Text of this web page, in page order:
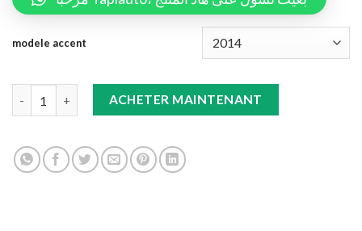
modele accent
Double Tapis 9D (Noir/rouge) +Tapis noir Accent quantity
ACHETER MAINTENANT